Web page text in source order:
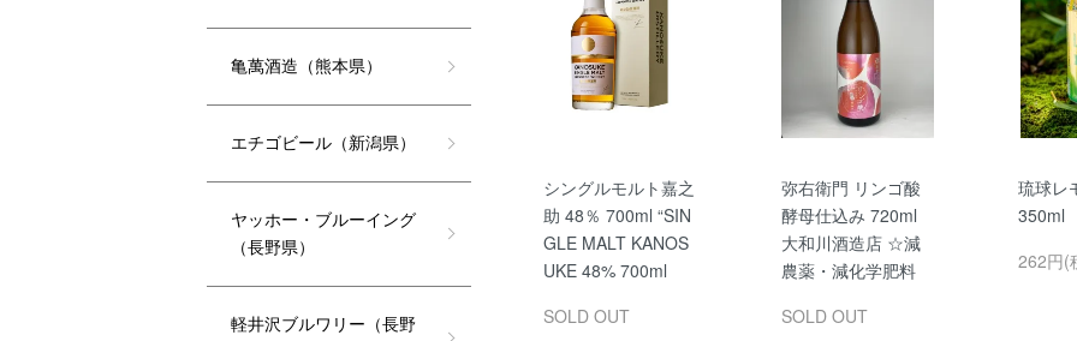
シングルモルト嘉之
助 48％ 700ml “SIN
GLE MALT KANOS
UKE 48% 700ml
SOLD OUT
弥右衛門 リンゴ酸
酵母仕込み 720ml
大和川酒造店 ☆減
農薬・減化学肥料
SOLD OUT
琉球
350ml
262円(
亀萬酒造（熊本県）
エチゴビール（新潟県）
ヤッホー・ブルーイング
（長野県）
軽井沢ブルワリー（長野